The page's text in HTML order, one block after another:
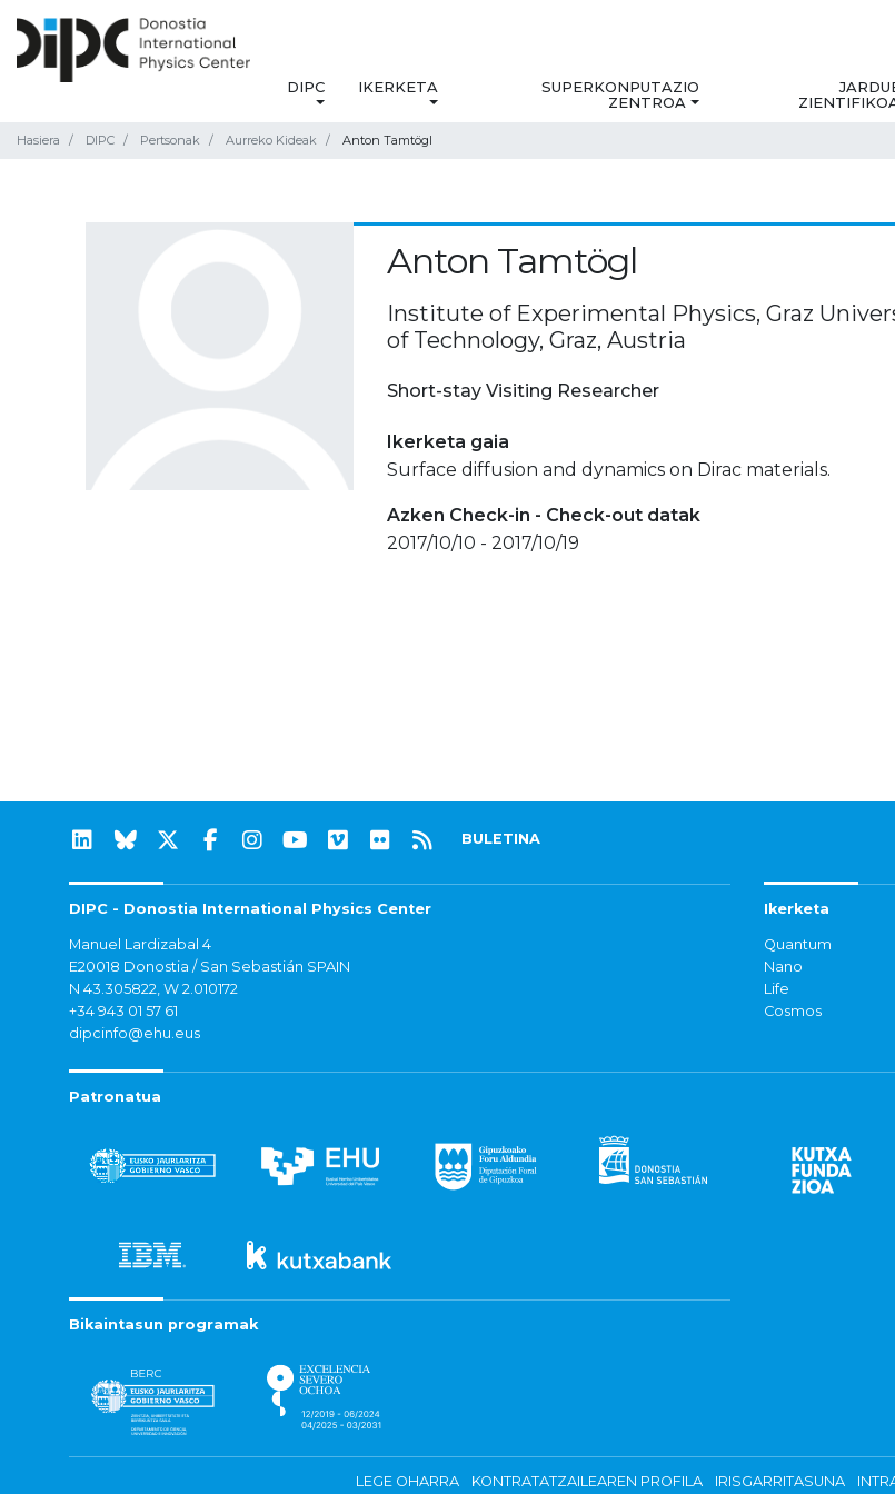
DIPC IKERKETA
SUPERKONPUTAZIO
ZENTROA
Hasiera DIPC Pertsonak Aurreko Kideak Anton Tamtögl
Anton Tamtögl
Institute of Experimental Physics, Graz
of Technology, Graz, Austria
Short-stay Visiting Researcher
Ikerketa gaia
Surface diffusion and dynamics on Dirac materials.
Azken Check-in - Check-out datak
2017/10/10 - 2017/10/19
BULETINA
DIPC - Donostia International Physics Center
Manuel Lardizabal 4
E20018 Donostia / San Sebastián SPAIN
N 43.305822, W 2.010172
+34 943 01 57 61
dipcinfo@ehu.eus
Ikerketa
Quantum
Nano
Life
Cosmos
Patronatua
Bikaintasun programak
LEGE OHARRA KONTRATATZAILEAREN PROFILA IRISGARRITASUNA